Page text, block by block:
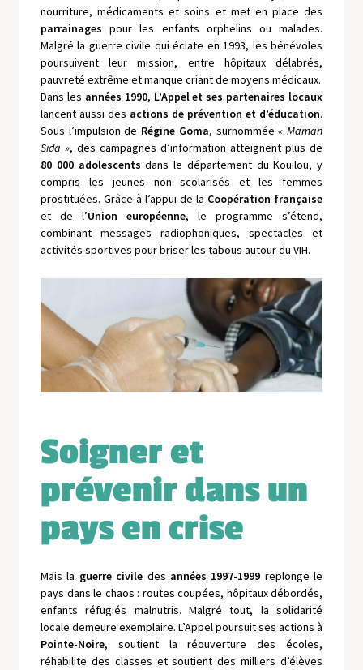
nourriture, médicaments et soins et met en place des
parrainages pour les enfants orphelins ou malades.
Malgré la guerre civile qui éclate en 1993, les bénévoles
poursuivent leur mission, entre hôpitaux délabrés,
pauvreté extrême et manque criant de moyens médicaux.
Dans les années 1990, L’Appel et ses partenaires locaux
lancent aussi des actions de prévention et d’éducation.
Sous l’impulsion de Régine Goma, surnommée« Maman
Sida », des campagnes d’information atteignent plus de
80 000 adolescents dans le département du Kouilou, y
compris les jeunes non scolarisés et les femmes
prostituées. Grâce à l’appui de la Coopération française
et de l’Union européenne, le programme s’étend,
combinant messages radiophoniques, spectacles et
activités sportives pour briser les tabous autour du VIH.
Soigner et
prévenir dans un
pays en crise
Mais la guerre civile des années 1997-1999 replonge le
pays dans le chaos : routes coupées, hôpitaux débordés,
enfants réfugiés malnutris. Malgré tout, la solidarité
locale demeure exemplaire. L’Appel poursuit ses actions à
Pointe-Noire, soutient la réouverture des écoles,
réhabilite des classes et soutient des milliers d’élèves